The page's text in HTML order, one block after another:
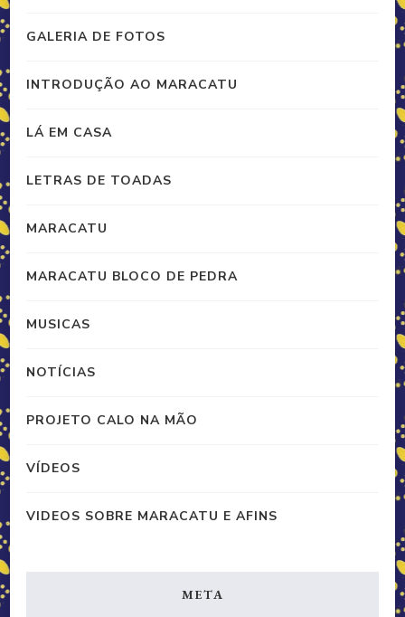
GALERIA DE FOTOS
INTRODUÇÃO AO MARACATU
LÁ EM CASA
LETRAS DE TOADAS
MARACATU
MARACATU BLOCO DE PEDRA
MUSICAS
NOTÍCIAS
PROJETO CALO NA MÃO
VÍDEOS
VIDEOS SOBRE MARACATU E AFINS
META